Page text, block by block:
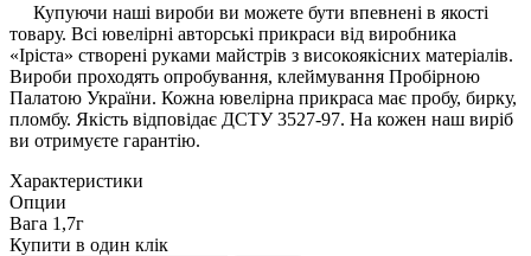
Купуючи наші вироби ви можете бути впевнені в якості
товару. Всі ювелірні авторські прикраси від виробника
«Іріста» створені руками майстрів з високоякісних матеріалів.
Вироби проходять опробування, клеймування Пробірною
Палатою України. Кожна ювелірна прикраса має пробу, бирку,
пломбу. Якість відповідає ДСТУ 3527-97. На кожен наш виріб
ви отримуєте гарантію.
Характеристики
Опции
Вага 1,7г
Купити в один клік